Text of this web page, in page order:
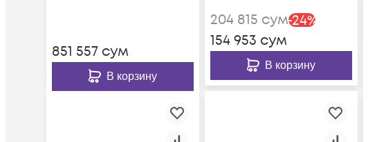
черный (SNR-SHELF-
10071-250B)
851 557 сум
В корзину
нагрузка 20кг, цвет-
черный (SNR-SHELF-
08055-20B)
204 815 сум-24%
154 953 сум
В корзину